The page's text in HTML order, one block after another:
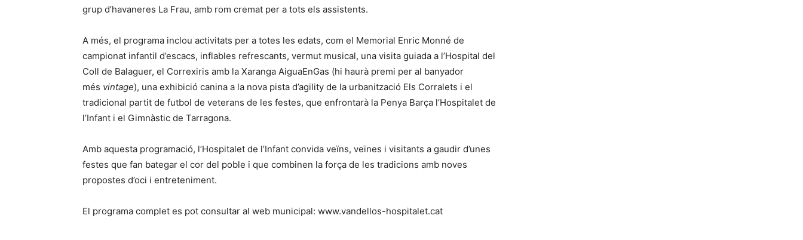
grup d’havaneres La Frau, amb rom cremat per a tots els assistents.
A més, el programa inclou activitats per a totes les edats, com el Memorial Enric Monné de
campionat infantil d’escacs, inflables refrescants, vermut musical, una visita guiada a l’Hospital del
Coll de Balaguer, el Correxiris amb la Xaranga AiguaEnGas (hi haurà premi per al banyador
més vintage), una exhibició canina a la nova pista d’agility de la urbanització Els Corralets i el
tradicional partit de futbol de veterans de les festes, que enfrontarà la Penya Barça l’Hospitalet de
l’Infant i el Gimnàstic de Tarragona.
Amb aquesta programació, l’Hospitalet de l’Infant convida veïns, veïnes i visitants a gaudir d’unes
festes que fan bategar el cor del poble i que combinen la força de les tradicions amb noves
propostes d’oci i entreteniment.
El programa complet es pot consultar al web municipal: www.vandellos-hospitalet.cat